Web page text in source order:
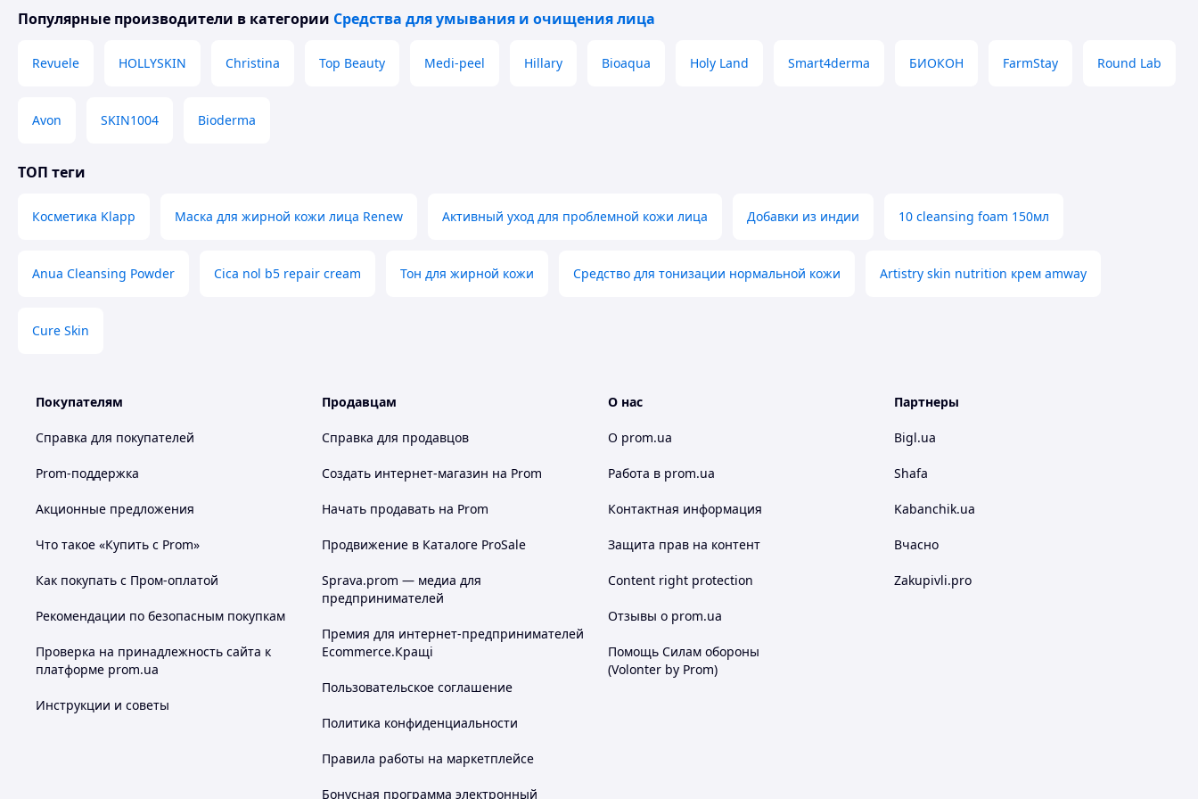
Противовоспалительное и антисептическое действие.
Улучшает микроциркуляцию.
Похожие товары по характеристикам
Популярные производители в категории Средства для умывания и очищения лица
Revuele HOLLYSKIN Christina Top Beauty Medi-peel Hillary Bioaqua Holy Land Smart4derma БИОКОН FarmStay Round Lab
Avon SKIN1004 Bioderma
ТОП теги
Косметика Klapp Маска для жирной кожи лица Renew Активный уход для проблемной кожи лица Добавки из индии 10 cleansing foam 150мл
Anua Cleansing Powder Cica nol b5 repair cream Тон для жирной кожи Средство для тонизации нормальной кожи Artistry skin nutrition крем amway
Cure Skin
Покупателям
Справка для покупателей
Prom-поддержка
Акционные предложения
Что такое «Купить с Prom»
Как покупать с Пром-оплатой
Рекомендации по безопасным покупкам
Проверка на принадлежность сайта к
платформе prom.ua
Инструкции и советы
Продавцам
Справка для продавцов
Создать интернет-магазин на Prom
Начать продавать на Prom
Продвижение в Каталоге ProSale
Sprava.prom — медиа для
предпринимателей
Премия для интернет-предпринимателей
Ecommerce.Кращі
Пользовательское соглашение
Политика конфиденциальности
Правила работы на маркетплейсе
Бонусная программа электронный
О нас
О prom.ua
Работа в prom.ua
Контактная информация
Защита прав на контент
Content right protection
Отзывы о prom.ua
Помощь Силам обороны
(Volonter by Prom)
Партнеры
Bigl.ua
Shafa
Kabanchik.ua
Вчасно
Zakupivli.pro